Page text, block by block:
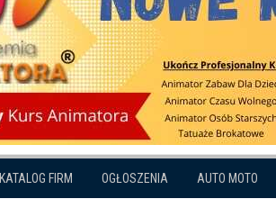
KATALOG FIRM OGŁOSZENIA AUTO MOTO